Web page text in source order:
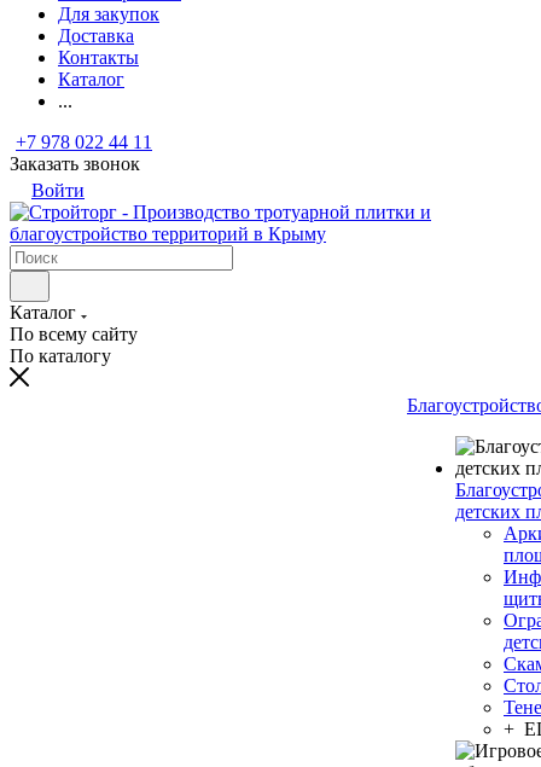
Для закупок
Доставка
Контакты
Каталог
...
+7 978 022 44 11
Заказать звонок
Войти
Каталог
По всему сайту
По каталогу
детских
+